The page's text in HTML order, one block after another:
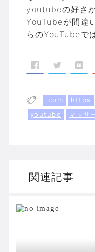
youtubeの好さ
YouTubeが間違
らのYouTubeで
.com https
youtube
マッサ
関連記事